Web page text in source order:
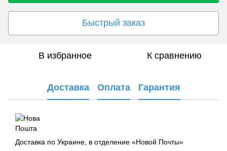
Быстрый заказ
В избранное К сравнению
Доставка Оплата Гарантия
Доставка по Украине, в отделение «Новой Почты»